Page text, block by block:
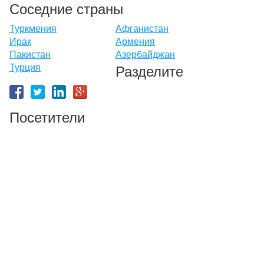
Соседние страны
Туркмения
Афганистан
Ирак
Армения
Пакистан
Азербайджан
Турция
Разделите
Посетители